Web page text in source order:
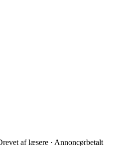
af læsere · Annoncørbetalt